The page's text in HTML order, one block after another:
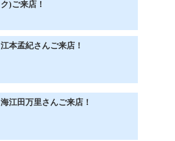
ク)ご来店！
江本孟紀さんご来店！
海江田万里さんご来店！